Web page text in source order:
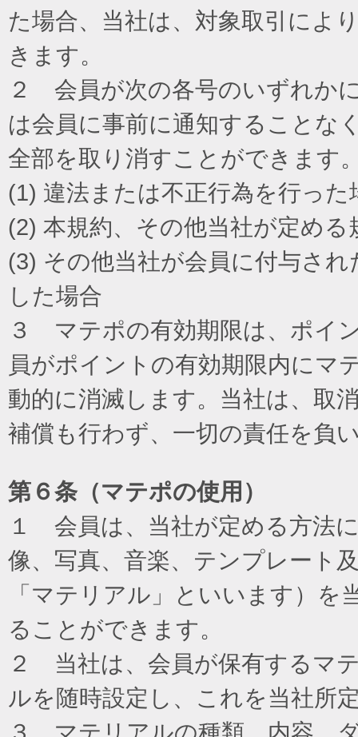
た場合、当社は、対象取引によ
きます。
２ 会員が次の各号のいずれか
は会員に事前に通知することな
全部を取り消すことができます
(1) 違法または不正行為を行った
(2) 本規約、その他当社が定め
(3) その他当社が会員に付与さ
した場合
３ マテポの有効期限は、ポイ
員がポイントの有効期限内にマ
動的に消滅します。当社は、取
補償も行わず、一切の責任を負
第６条（マテポの使用）
１ 会員は、当社が定める方法
像、写真、音楽、テンプレート
「マテリアル」といいます）
ることができます。
２ 当社は、会員が保有するマ
ルを随時設定し、これを当社所